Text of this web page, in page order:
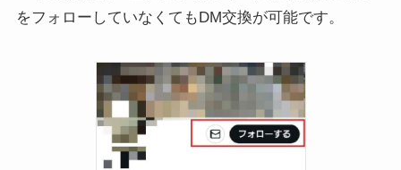
をフォローしていなくてもDM交換が可能です。